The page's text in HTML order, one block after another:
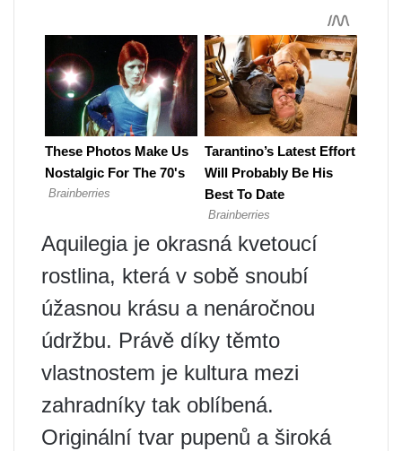
Aquilegia je okrasná kvetoucí
rostlina, která v sobě snoubí
úžasnou krásu a nenáročnou
údržbu. Právě díky těmto
vlastnostem je kultura mezi
zahradníky tak oblíbená.
Originální tvar pupenů a široká